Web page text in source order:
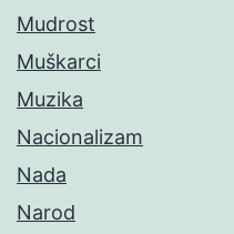
Mudrost
Muškarci
Muzika
Nacionalizam
Nada
Narod